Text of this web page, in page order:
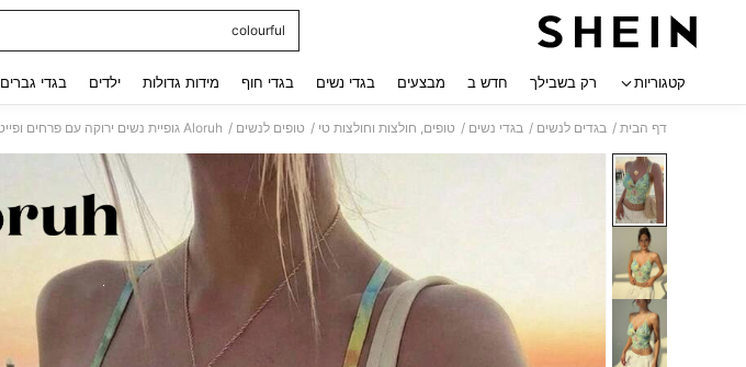
colourful
קטגוריות רק בשבילך חדש ב מבצעים בגדי נשים בגדי חוף מידות גדולות ילדים בגדי גברים
דף הבית / בגדים לנשים / בגדי נשים / טופים, חולצות וחולצות טי / טופים לנשים / Aloruh גופיית נשים ירוקה עם פרחים ופייטים, סגנון Y2K, עם שוליים עם פרנזים, לקיץ, בוהו, חוף, חופשה, רייב, פסטיבל, קונסרט, סטריטוויר מערבי